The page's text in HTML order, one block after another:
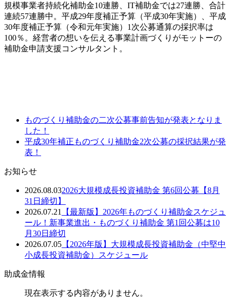
規模事業者持続化補助金10連勝、IT補助金では27連勝、合計
連続57連勝中。平成29年度補正予算（平成30年実施）、平成
30年度補正予算（令和元年実施）1次公募通算の採択率は
100％。経営者の想いを伝える事業計画づくりがモットーの
補助金申請支援コンサルタント。
ものづくり補助金の二次公募事前告知が発表となりま
した！
平成30年補正ものづくり補助金2次公募の採択結果が発
表！
お知らせ
2026.08.032026大規模成長投資補助金 第6回公募【8月
31日締切】
2026.07.21
【最新版】2026年ものづくり補助金スケジュ
ール！新事業進出・ものづくり補助金 第1回公募は10
月30日締切
2026.07.05 【2026年版】大規模成長投資補助金（中堅中
小成長投資補助金）スケジュール
助成金情報
現在表示する内容がありません。